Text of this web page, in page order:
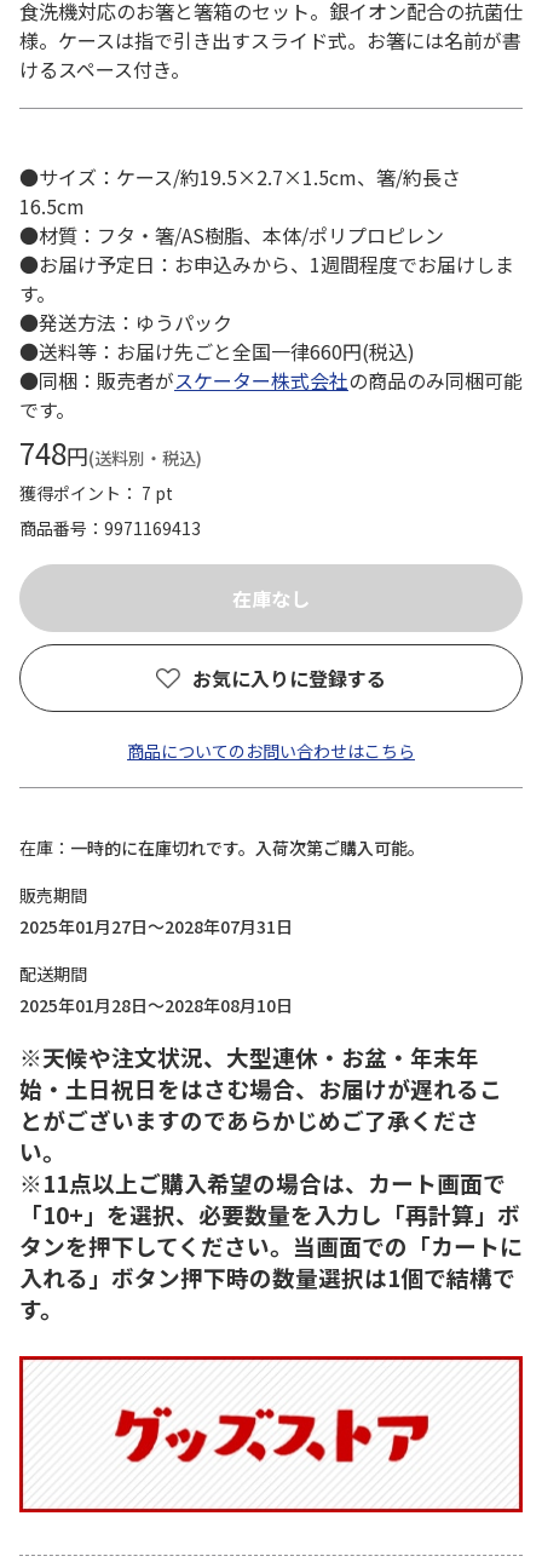
食洗機対応のお箸と箸箱のセット。銀イオン配合の抗菌仕
様。ケースは指で引き出すスライド式。お箸には名前が書
けるスペース付き。
●サイズ：ケース/約19.5×2.7×1.5cm、箸/約長さ
16.5cm
●材質：フタ・箸/AS樹脂、本体/ポリプロピレン
●お届け予定日：お申込みから、1週間程度でお届けしま
す。
●発送方法：ゆうパック
●送料等：お届け先ごと全国一律660円(税込)
●同梱：販売者がスケーター株式会社の商品のみ同梱可能
です。
748円(送料別・税込)
獲得ポイント： 7 pt
商品番号
9971169413
お気に入りに登録する
商品についてのお問い合わせはこちら
在庫
一時的に在庫切れです。入荷次第ご購入可能。
販売期間
2025年01月27日～2028年07月31日
配送期間
2025年01月28日～2028年08月10日
※天候や注文状況、大型連休・お盆・年末年
始・土日祝日をはさむ場合、お届けが遅れるこ
とがございますのであらかじめご了承くださ
い。
※11点以上ご購入希望の場合は、カート画面で
「10+」を選択、必要数量を入力し「再計算」ボ
タンを押下してください。当画面での「カートに
入れる」ボタン押下時の数量選択は1個で結構で
す。